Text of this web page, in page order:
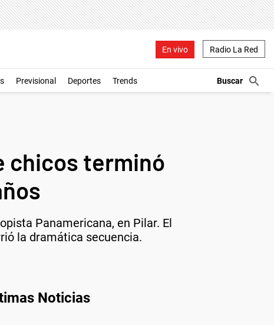
En vivo Radio La Red
Previsional Deportes Trends
chicos terminó
Panamericana, en Pilar. El
la dramática secuencia.
Noticias